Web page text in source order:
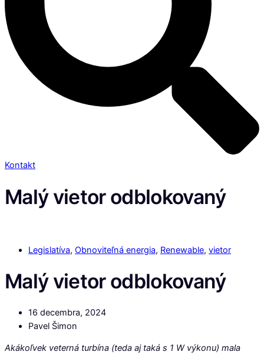
Kontakt
Malý vietor odblokovaný
Legislatíva, Obnoviteľná energia, Renewable, vietor
Malý vietor odblokovaný
16 decembra, 2024
Pavel Šimon
Akákoľvek veterná turbína (teda aj taká s 1 W výkonu) mala